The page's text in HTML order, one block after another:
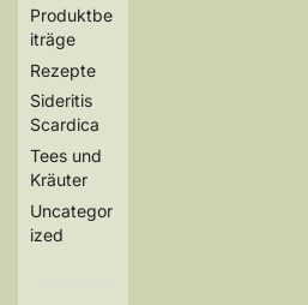
Produktbe
iträge
Rezepte
Sideritis
Scardica
Tees und
Kräuter
Uncategor
ized